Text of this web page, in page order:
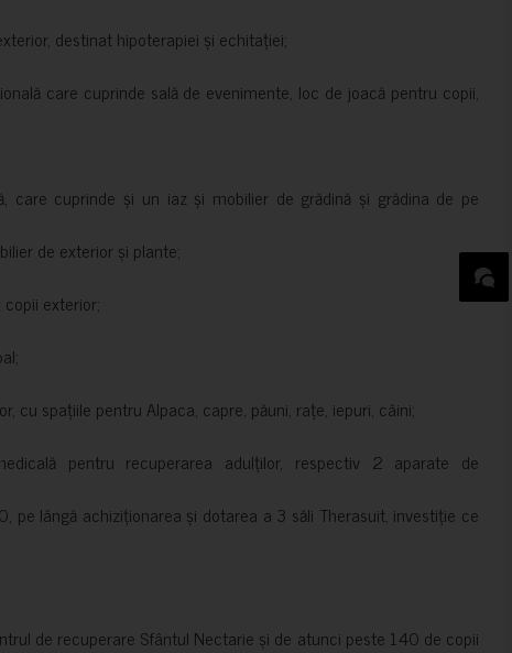
destinat hipoterapiei și echitației;
care cuprinde sală de evenimente, loc de joacă pentru copii,
care cuprinde și un iaz și mobilier de grădină și grădina de pe
de exterior și plante;
exterior;
cu spațiile pentru Alpaca, capre, păuni, rațe, iepuri, câini;
pentru recuperarea adulților, respectiv 2 aparate de
pe lângă achiziționarea și dotarea a 3 săli Therasuit, investiție ce
de recuperare Sfântul Nectarie și de atunci peste 140 de copii